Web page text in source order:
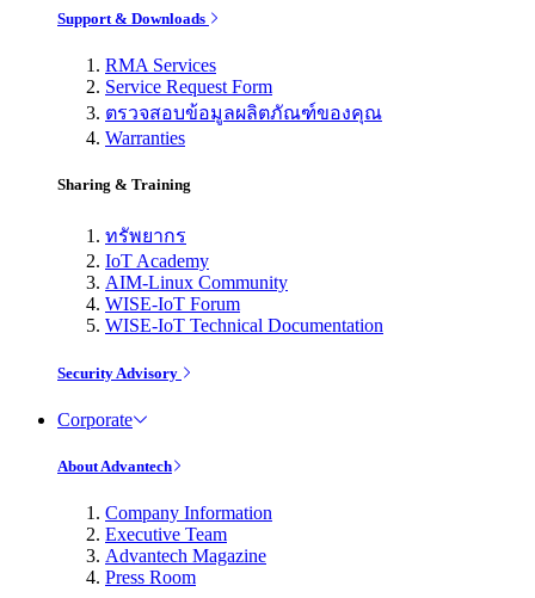
Support & Downloads
RMA Services
Service Request Form
ตรวจสอบข้อมูลผลิตภัณฑ์ของคุณ
Warranties
Sharing & Training
ทรัพยากร
IoT Academy
AIM-Linux Community
WISE-IoT Forum
WISE-IoT Technical Documentation
Security Advisory
Corporate
About Advantech
Company Information
Executive Team
Advantech Magazine
Press Room